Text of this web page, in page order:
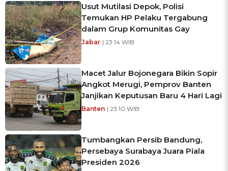
Usut Mutilasi Depok, Polisi
Temukan HP Pelaku Tergabung
dalam Grup Komunitas Gay
Jabar | 23:14 WIB
Macet Jalur Bojonegara Bikin Sopir
Angkot Merugi, Pemprov Banten
Janjikan Keputusan Baru 4 Hari Lagi
Banten | 23:10 WIB
Tumbangkan Persib Bandung,
Persebaya Surabaya Juara Piala
Presiden 2026